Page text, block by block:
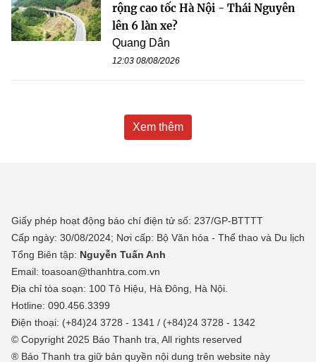
rộng cao tốc Hà Nội - Thái Nguyên
lên 6 làn xe?
Quang Dân
12:03 08/08/2026
Xem thêm
Giấy phép hoạt động báo chí điện tử số: 237/GP-BTTTT
Cấp ngày: 30/08/2024; Nơi cấp: Bộ Văn hóa - Thể thao và Du lịch
Tổng Biên tập: Nguyễn Tuấn Anh
Email: toasoan@thanhtra.com.vn
Địa chỉ tòa soạn: 100 Tô Hiệu, Hà Đông, Hà Nội.
Hotline: 090.456.3399
Điện thoại: (+84)24 3728 - 1341 / (+84)24 3728 - 1342
© Copyright 2025 Báo Thanh tra, All rights reserved
® Báo Thanh tra giữ bản quyền nội dung trên website này